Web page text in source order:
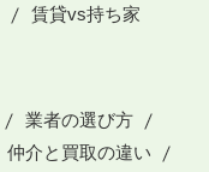
賃貸vs持ち家
業者の選び方
仲介と買取の違い